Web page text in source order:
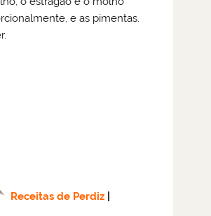
e as pimentas.
Receitas de Perdiz